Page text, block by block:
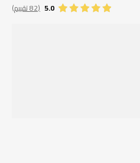
5.0 (82 تقييم)